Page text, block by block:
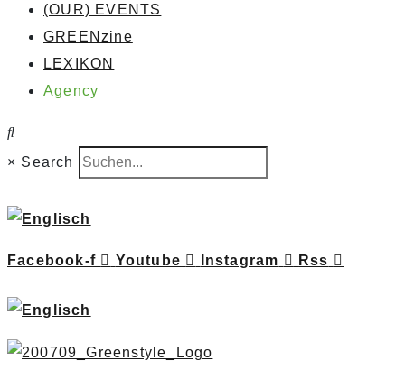
(OUR) EVENTS
GREENzine
LEXIKON
Agency
× Search
Facebook-f Youtube Instagram Rss